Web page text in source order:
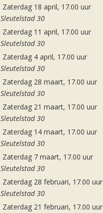
Zaterdag 18 april, 17.00 uur
Sleutelstad 30
Zaterdag 11 april, 17.00 uur
Sleutelstad 30
Zaterdag 4 april, 17.00 uur
Sleutelstad 30
Zaterdag 28 maart, 17.00 uur
Sleutelstad 30
Zaterdag 21 maart, 17.00 uur
Sleutelstad 30
Zaterdag 14 maart, 17.00 uur
Sleutelstad 30
Zaterdag 7 maart, 17.00 uur
Sleutelstad 30
Zaterdag 28 februari, 17.00 uur
Sleutelstad 30
Zaterdag 21 februari, 17.00 uur